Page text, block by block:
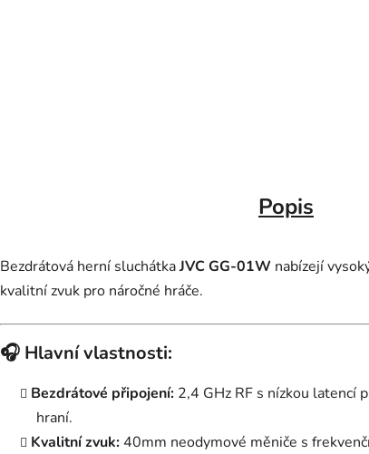
Popis
Bezdrátová herní sluchátkaJVC GG-01W nabízejí
kvalitní zvuk pro náročné hráče.
🎧 Hlavní vlastnosti:
Bezdrátové připojení: 2,4 GHz RF s nízkou latencí
hraní.
Kvalitní zvuk: 40mm neodymové měniče s